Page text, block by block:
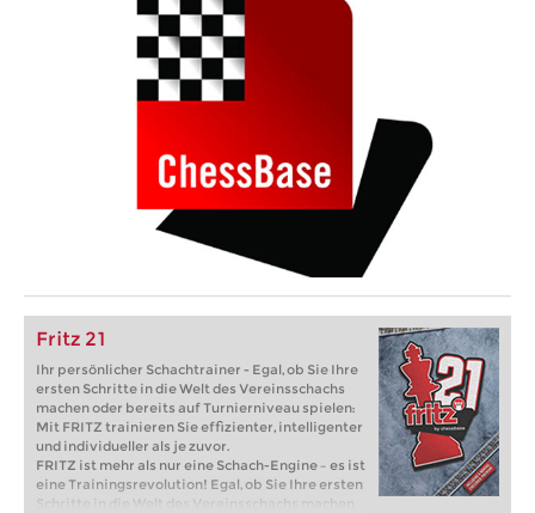
Fritz 21
Ihr persönlicher Schachtrainer - Egal, ob Sie Ihre
ersten Schritte in die Welt des Vereinsschachs
machen oder bereits auf Turnierniveau spielen:
Mit FRITZ trainieren Sie effizienter, intelligenter
und individueller als je zuvor.
FRITZ ist mehr als nur eine Schach-Engine – es ist
eine Trainingsrevolution! Egal, ob Sie Ihre ersten
Schritte in die Welt des Vereinsschachs machen